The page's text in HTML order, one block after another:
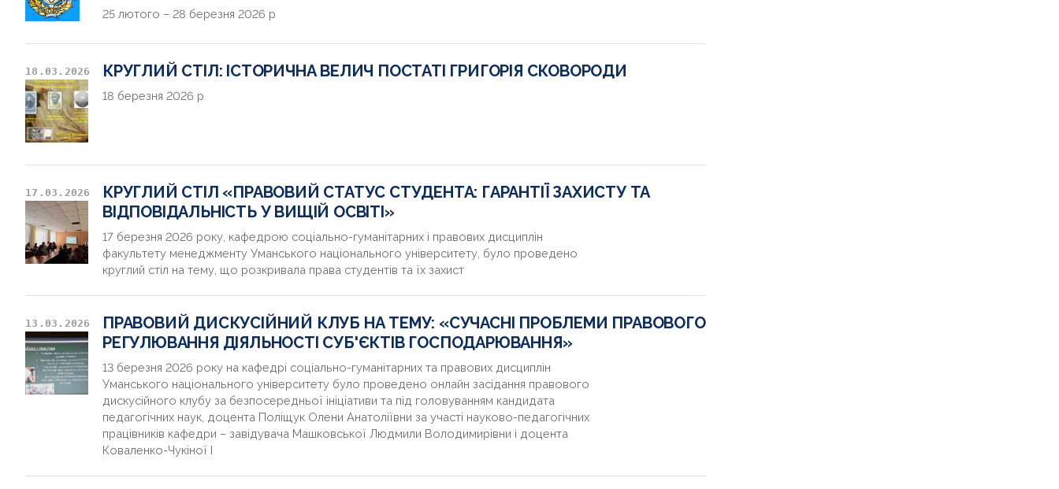
25 лютого – 28 березня 2026 р
18.03.2026 КРУГЛИЙ СТІЛ: ІСТОРИЧНА ВЕЛИЧ ПОСТАТІ ГРИГОРІЯ СКОВОРОДИ
18 березня 2026 р
17.03.2026
КРУГЛИЙ СТІЛ «ПРАВОВИЙ СТАТУС СТУДЕНТА: ГАРАНТІЇ ЗАХИСТУ ТА
ВІДПОВІДАЛЬНІСТЬ У ВИЩІЙ ОСВІТІ»
17 березня 2026 року, кафедрою соціально-гуманітарних і правових дисциплін
факультету менеджменту Уманського національного університету, було проведено
круглий стіл на тему, що розкривала права студентів та їх захист
13.03.2026
ПРАВОВИЙ ДИСКУСІЙНИЙ КЛУБ НА ТЕМУ: «СУЧАСНІ ПРОБЛЕМИ ПРАВОВОГО
РЕГУЛЮВАННЯ ДІЯЛЬНОСТІ СУБ'ЄКТІВ ГОСПОДАРЮВАННЯ»
13 березня 2026 року на кафедрі соціально-гуманітарних та правових дисциплін
Уманського національного університету було проведено онлайн засідання правового
дискусійного клубу за безпосередньої ініціативи та під головуванням кандидата
педагогічних наук, доцента Поліщук Олени Анатоліївни за участі науково-педагогічних
працівників кафедри – завідувача Машковської Людмили Володимирівни і доцента
Коваленко-Чукіної І